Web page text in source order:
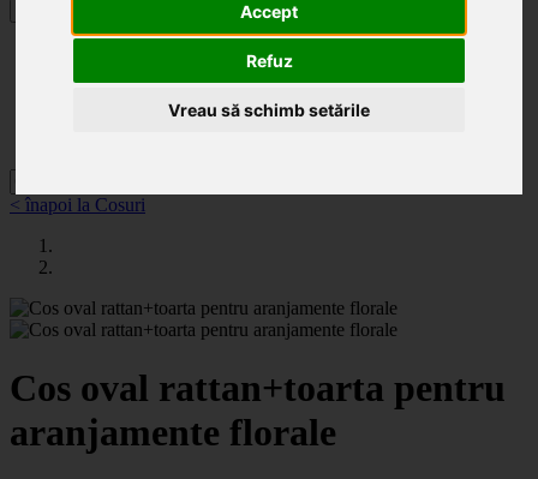
Accept
Refuz
Vreau să schimb setările
< înapoi la Cosuri
Cos oval rattan+toarta pentru
aranjamente florale